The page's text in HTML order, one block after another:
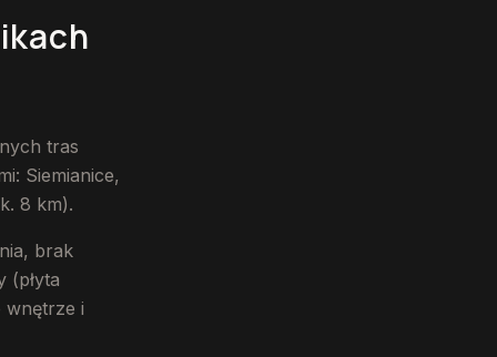
tras
Siemianice,
8 km).
brak
(płyta
wnętrze i